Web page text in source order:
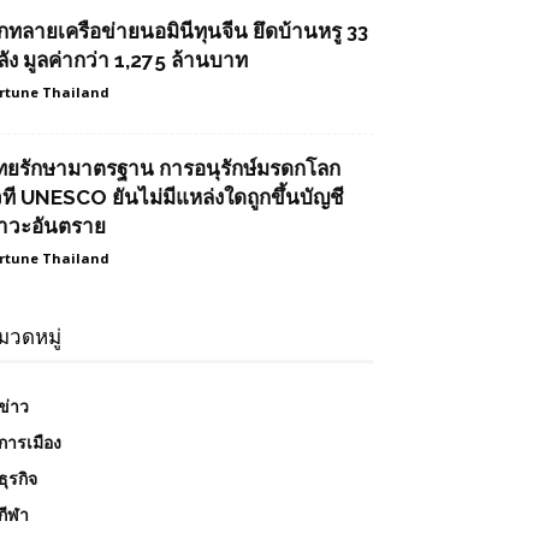
ทลายเครือข่ายนอมินีทุนจีน ยึดบ้านหรู 33
ง มูลค่ากว่า 1,275 ล้านบาท
Thailand
ยรักษามาตรฐาน การอนุรักษ์มรดกโลก
ที UNESCO ยันไม่มีแหล่งใดถูกขึ้นบัญชี
วะอันตราย
Thailand
วดหมู่
าว
ารเมือง
ธุรกิจ
ฬา